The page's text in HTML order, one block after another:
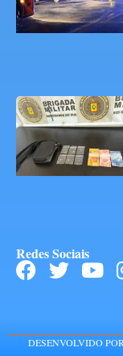
Redes Sociais
DESENVOLVIDO